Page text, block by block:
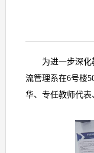
为进一步深
流管理系在6号楼
华、专任教师代